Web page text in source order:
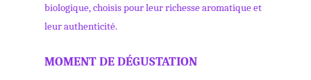
biologique, choisis pour leur richesse aromatique et
leur authenticité.
MOMENT DE DÉGUSTATION